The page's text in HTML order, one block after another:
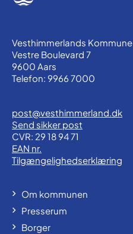
Vesthimmerlands Kommune
Vestre Boulevard 7
9600 Aars
Telefon: 9966 7000
post@vesthimmerland.dk
Send sikker post
CVR: 29 18 94 71
EAN nr.
Tilgængelighedserklæring
Om kommunen
Presserum
Borger